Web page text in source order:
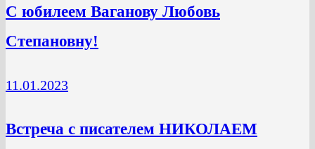
C юбилеем Ваганову Любовь
Степановну!
11.01.2023
Встреча с писателем НИКОЛАЕМ